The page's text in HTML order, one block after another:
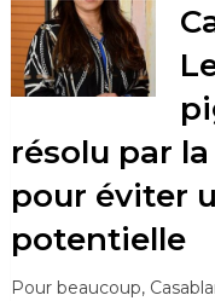
résolu par
pour éviter
potentielle
Pour beaucoup,